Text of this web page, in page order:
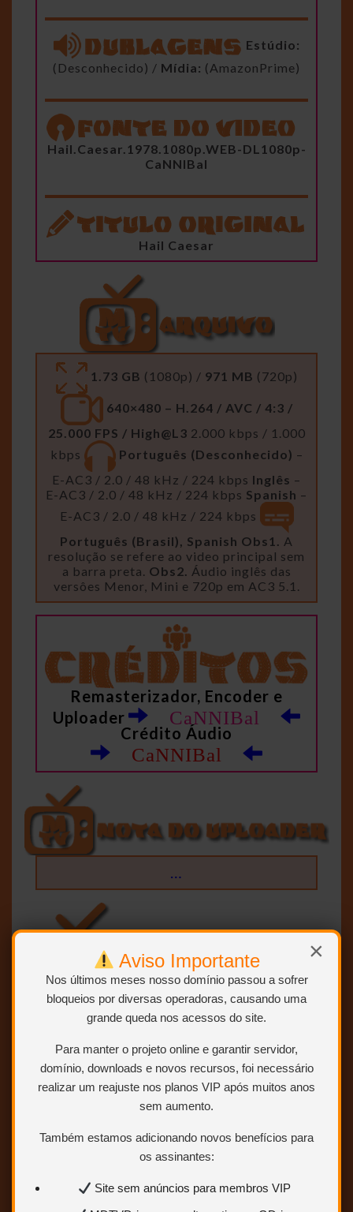
×
Aviso Importante
Nos últimos meses nosso domínio passou a sofrer
bloqueios por diversas operadoras, causando uma
grande queda nos acessos do site.
Para manter o projeto online e garantir servidor,
domínio, downloads e novos recursos, foi necessário
realizar um reajuste nos planos VIP após muitos anos
sem aumento.
Também estamos adicionando novos benefícios para
os assinantes:
Site sem anúncios para membros VIP
Estúdio:
(Desconhecido) / Mídia: (AmazonPrime)
Hail.Caesar.1978.1080p.WEB-DL1080p-
CaNNIBal
Hail Caesar
1.73 GB (1080p) / 971 MB (720p)
640×480 – H.264 / AVC / 4:3 /
25.000 FPS / High@L3 2.000 kbps / 1.000
kbps
Português (Desconhecido) –
E-AC3 / 2.0 / 48 kHz / 224 kbps Inglês –
E-AC3 / 2.0 / 48 kHz / 224 kbps Spanish –
E-AC3 / 2.0 / 48 kHz / 224 kbps
Português (Brasil), Spanish Obs1. A
resolução se refere ao video principal sem
a barra preta. Obs2. Áudio inglês das
versôes Menor, Mini e 720p em AC3 5.1.
Remasterizador, Encoder e
Uploader
CaNNIBal
Crédito Áudio
CaNNIBal
…
SEM RAR, SEM LIMITE E